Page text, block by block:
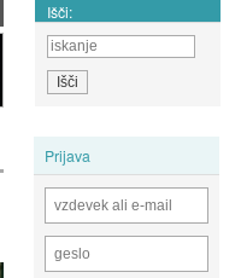
Išči:
Prijava